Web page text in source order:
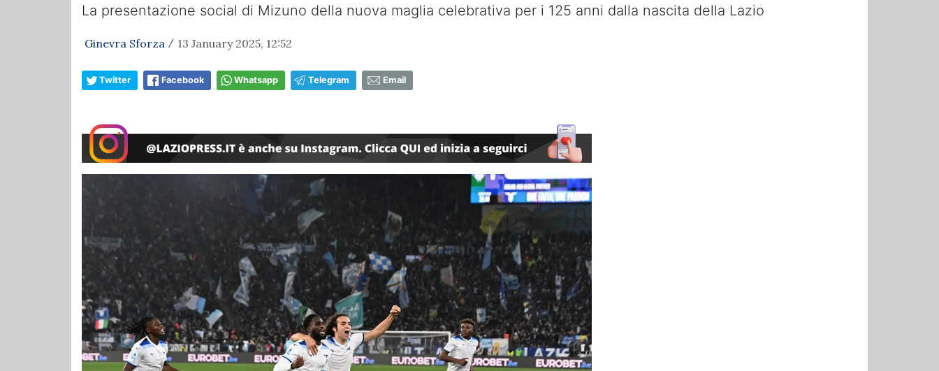
La presentazione social di Mizuno della nuova maglia celebrativa per i 125 anni dalla nascita della Lazio
Ginevra Sforza / 13 January 2025, 12:52
Twitter Facebook Whatsapp Telegram Email